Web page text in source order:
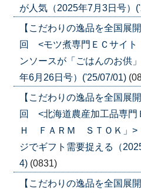
が人気（2025年7月3日号）
【こだわりの逸品を全国展
回 <モツ煮専門ＥＣサイ
ンソースが「ごはんのお供
年6月26日号）('25/07/01)
【こだわりの逸品を全国展
回 <北海道農産加工品専門
Ｈ ＦＡＲＭ ＳＴＯＫ」>
ジでギフト需要捉える（
4) (0831)
【こだわりの逸品を全国展